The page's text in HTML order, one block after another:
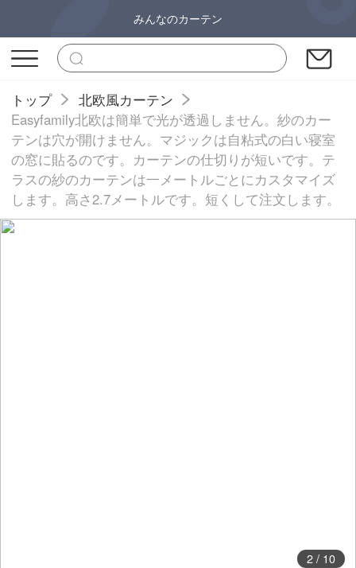
みんなのカーテン
トップ
北欧風カーテン
Easyfamily北欧は簡単で光が透過しません。紗のカー
テンは穴が開けません。マジックは自粘式の白い寝室
の窓に貼るのです。カーテンの仕切りが短いです。テ
ラスの紗のカーテンは一メートルごとにカスタマイズ
します。高さ2.7メートルです。短くして注文します。
2/ 10